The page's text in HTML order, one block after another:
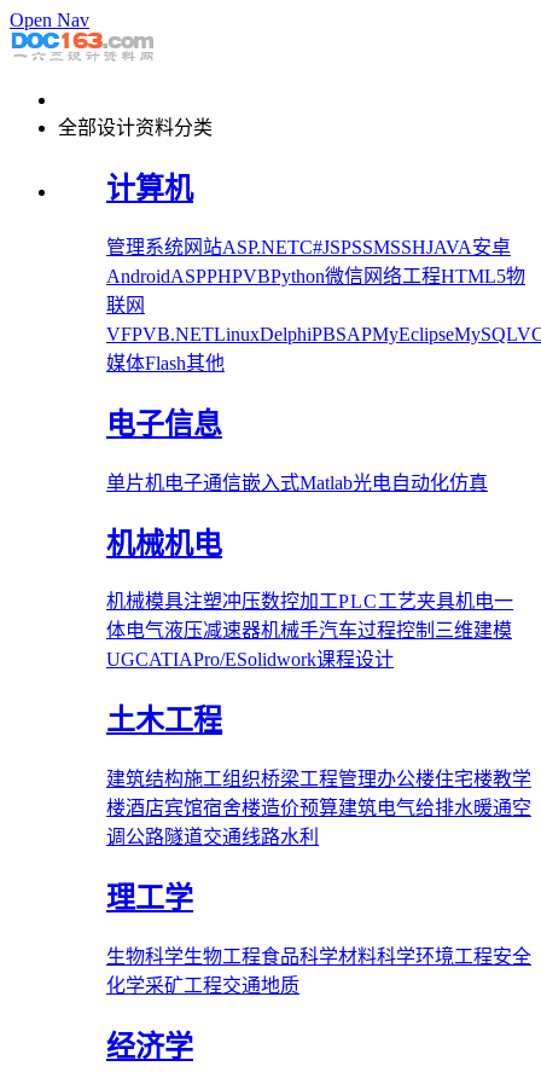
Open Nav
全部设计资料分类
计算机
管理系统网站ASP.NETC#JSPSSMSSHJAVA安卓
AndroidASPPHPVBPython微信网络工程HTML5物
联网
VFPVB.NETLinuxDelphiPBSAPMyEclipseMySQL
媒体Flash其他
电子信息
单片机电子通信嵌入式Matlab光电自动化仿真
机械机电
机械模具注塑冲压数控加工PLC工艺夹具机电一
体电气液压减速器机械手汽车过程控制 三维建模
UGCATIAPro/ESolidwork课程设计
土木工程
建筑结构施工组织桥梁工程管理办公楼住宅楼教学
楼酒店宾馆宿舍楼造价预算建筑电气给排水暖通空
调 公路隧道交通线路水利
理工学
生物科学生物工程食品科学材料科学环境工程安全
化学采矿工程交通地质
经济学